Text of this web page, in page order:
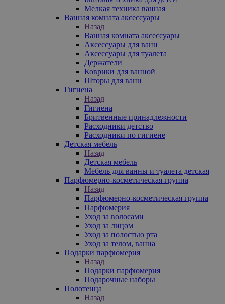
Мелкая техника ванная
Ванная комната аксессуары
Назад
Ванная комната аксессуары
Аксессуары для ванн
Аксессуары для туалета
Держатели
Коврики для ванной
Шторы для ванн
Гигиена
Назад
Гигиена
Бритвенные принадлежности
Расходники детство
Расходники по гигиене
Детская мебель
Назад
Детская мебель
Мебель для ванны и туалета детская
Парфюмерно-косметическая группа
Назад
Парфюмерно-косметическая группа
Парфюмерия
Уход за волосами
Уход за лицом
Уход за полостью рта
Уход за телом, ванна
Подарки парфюмерия
Назад
Подарки парфюмерия
Подарочные наборы
Полотенца
Назад